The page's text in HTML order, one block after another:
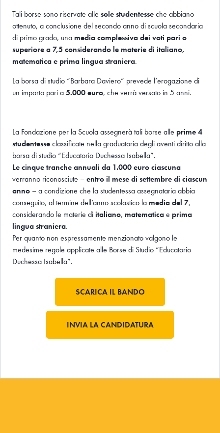
Tali borse sono riservate alle sole studentesseche abbiano
ottenuto, a conclusione del secondo anno di scuola secondaria
di primo grado, una media complessiva dei voti pari o
superiore a 7,5 considerando le materie di italiano,
matematica e prima lingua straniera.
La borsa di studio “Barbara Daviero” prevede l’erogazione di
un importo pari a5.000 euro, che verrà versato in 5 anni.
La Fondazione per la Scuola assegnerà tali borse alle prime 4
studentesseclassificate nella graduatoria degli aventi diritto alla
borsa di studio “Educatorio Duchessa Isabella”.
Le cinque tranche annuali da 1.000 euro ciascuna
verranno riconosciute –entro il mese di settembre di ciascun
anno – a condizione che la studentessa assegnataria abbia
conseguito, al termine dell’anno scolastico la media del 7,
considerando le materie di italiano, matematicae prima
linguastraniera.
Per quanto non espressamente menzionato valgono le
medesime regole applicate alle Borse di Studio “Educatorio
Duchessa Isabella”.
SCARICA IL BANDO
INVIA LA CANDIDATURA